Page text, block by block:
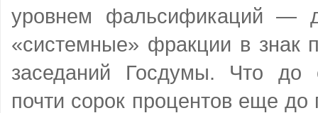
уровнем фальсификаций —
«системные» фракции в знак
заседаний Госдумы. Что до
почти сорок процентов еще до